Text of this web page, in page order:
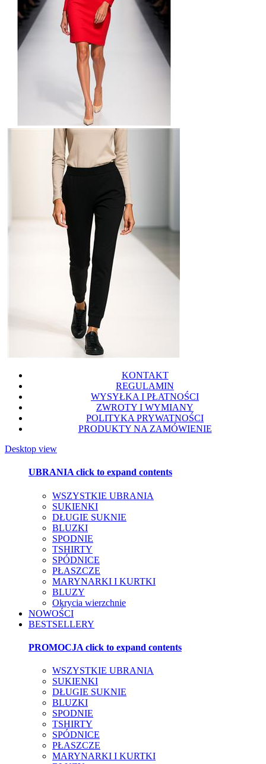
KONTAKT
REGULAMIN
WYSYŁKA I PŁATNOŚCI
ZWROTY I WYMIANY
POLITYKA PRYWATNOŚCI
PRODUKTY NA ZAMÓWIENIE
Desktop view
UBRANIAclick to expand contents
WSZYSTKIE UBRANIA
SUKIENKI
DŁUGIE SUKNIE
BLUZKI
SPODNIE
TSHIRTY
SPÓDNICE
PŁASZCZE
MARYNARKI I KURTKI
BLUZY
Okrycia wierzchnie
NOWOŚCI
BESTSELLERY
PROMOCJA click to expand contents
WSZYSTKIE UBRANIA
SUKIENKI
DŁUGIE SUKNIE
BLUZKI
SPODNIE
TSHIRTY
SPÓDNICE
PŁASZCZE
MARYNARKI I KURTKI